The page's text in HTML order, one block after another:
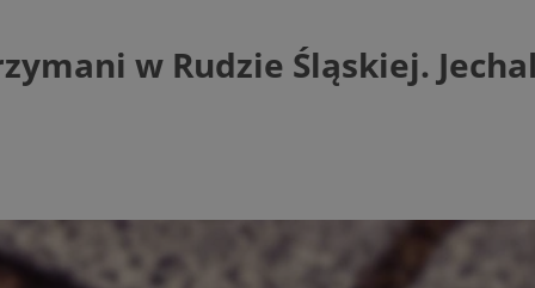
w Rudzie Śląskiej.
niezbędnych plików cookie nie można prawidłowo korzystać ze strony
Domena